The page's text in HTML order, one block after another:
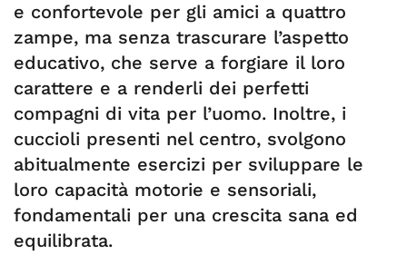
e confortevole per gli amici a quattro
zampe, ma senza trascurare l’aspetto
educativo, che serve a forgiare il loro
carattere e a renderli dei perfetti
compagni di vita per l’uomo. Inoltre, i
cuccioli presenti nel centro, svolgono
abitualmente esercizi per sviluppare le
loro capacità motorie e sensoriali,
fondamentali per una crescita sana ed
equilibrata.